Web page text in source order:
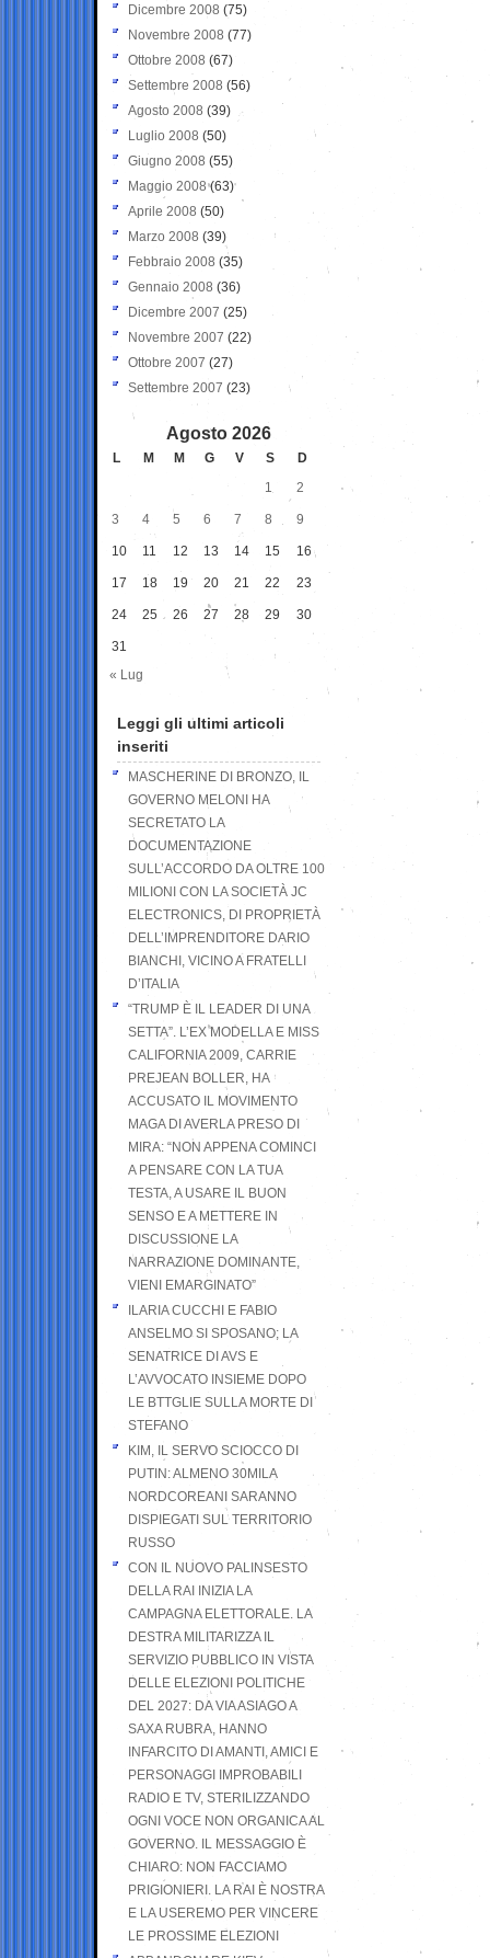
Dicembre 2008 (75)
Novembre 2008 (77)
Ottobre 2008 (67)
Settembre 2008 (56)
Agosto 2008 (39)
Luglio 2008 (50)
Giugno 2008 (55)
Maggio 2008(63)
Aprile 2008 (50)
Marzo 2008 (39)
Febbraio 2008 (35)
Gennaio 2008 (36)
Dicembre 2007 (25)
Novembre 2007 (22)
Ottobre 2007 (27)
Settembre 2007 (23)
Agosto 2026
L M M G V S
D
1
2
3 4 5 6 7 8 9
10 11 12 13 14 15 16
17 18 19 20 21 22 23
24 25 26 27 28 29 30
31
« Lug
Leggi gli ultimi articoli
inseriti
MASCHERINE DI BRONZO, IL
GOVERNO MELONI HA
SECRETATO LA
DOCUMENTAZIONE
SULL’ACCORDO DA OLTRE 100
MILIONI CON LA SOCIETÀ JC
ELECTRONICS, DI PROPRIETÀ
DELL’IMPRENDITORE DARIO
BIANCHI, VICINO A FRATELLI
D’ITALIA
“TRUMP È IL LEADER DI UNA
SETTA”. L’EX MODELLA E MISS
CALIFORNIA 2009, CARRIE
PREJEAN BOLLER, HA
ACCUSATO IL MOVIMENTO
MAGA DI AVERLA PRESO DI
MIRA: “NON APPENA COMINCI
A PENSARE CON LA TUA
TESTA, A USARE IL BUON
SENSO E A METTERE IN
DISCUSSIONE LA
NARRAZIONE DOMINANTE,
VIENI EMARGINATO”
ILARIA CUCCHI E FABIO
ANSELMO SI SPOSANO; LA
SENATRICE DI AVS E
L’AVVOCATO INSIEME DOPO
LE BTTGLIE SULLA MORTE DI
STEFANO
KIM, IL SERVO SCIOCCO DI
PUTIN: ALMENO 30MILA
NORDCOREANI SARANNO
DISPIEGATI SUL TERRITORIO
RUSSO
CON IL NUOVO PALINSESTO
DELLA RAI INIZIA LA
CAMPAGNA ELETTORALE. LA
DESTRA MILITARIZZA IL
SERVIZIO PUBBLICO IN VISTA
DELLE ELEZIONI POLITICHE
DEL 2027: DA VIA ASIAGO A
SAXA RUBRA, HANNO
INFARCITO DI AMANTI, AMICI E
PERSONAGGI IMPROBABILI
RADIO E TV, STERILIZZANDO
OGNI VOCE NON ORGANICA AL
GOVERNO. IL MESSAGGIO È
CHIARO: NON FACCIAMO
PRIGIONIERI. LA RAI È NOSTRA
E LA USEREMO PER VINCERE
LE PROSSIME ELEZIONI